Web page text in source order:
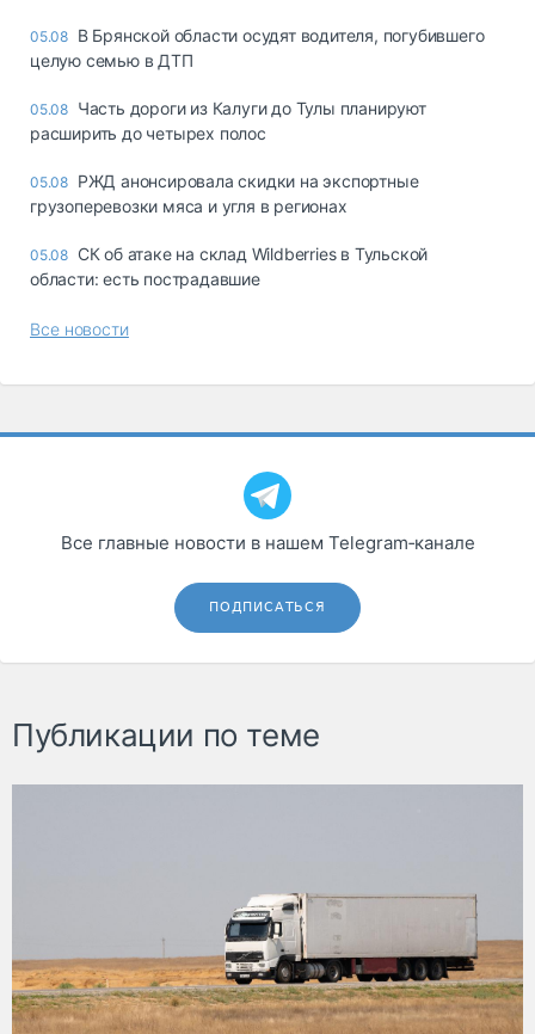
05.08 В Брянской области осудят водителя, погубившего
целую семью в ДТП
05.08 Часть дороги из Калуги до Тулы планируют
расширить до четырех полос
05.08 РЖД анонсировала скидки на экспортные
грузоперевозки мяса и угля в регионах
05.08 СК об атаке на склад Wildberries в Тульской
области: есть пострадавшие
Все новости
Все главные новости в нашем Telegram‑канале
ПОДПИСАТЬСЯ
Публикации по теме